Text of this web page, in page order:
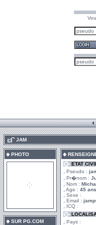
JAM
PHOTO
SUR PG.COM
ETAT CIVIL
Pseudo :
Pr�nom :
Nom :
Age : 45
Sexe :
Email :
ICQ :
Pays :